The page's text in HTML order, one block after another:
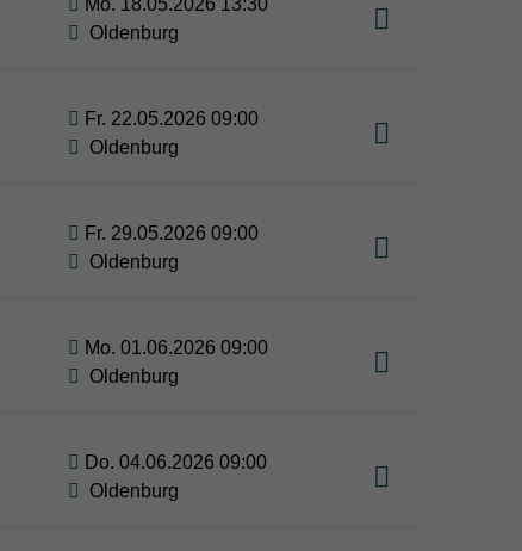
Mo. 18.05.2026 13:30
Oldenburg
Fr. 22.05.2026 09:00
Oldenburg
Fr. 29.05.2026 09:00
Oldenburg
Mo. 01.06.2026 09:00
Oldenburg
Do. 04.06.2026 09:00
Oldenburg